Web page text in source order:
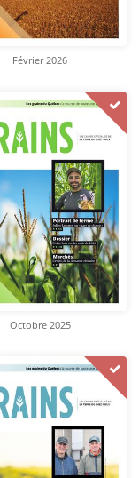
Février 2026
Octobre 2025